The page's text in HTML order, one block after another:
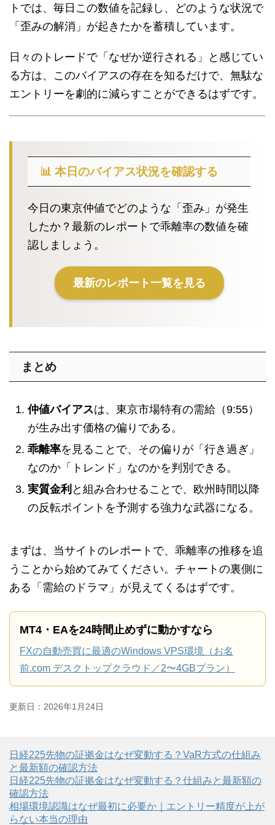
トでは、毎日この数値を記録し、どのような状況で
「歪みの解消」が起きたかを蓄積しています。
日々のトレードで「なぜか逆行される」と感じてい
る方は、このバイアスの存在を知るだけで、無駄な
エントリーを劇的に減らすことができるはずです。
📊 本日のバイアス状況を確認する
今日の東京仲値でどのような「歪み」が発生
したか？最新のレポートで乖離率の数値を確
認しましょう。
最新のレポート一覧を見る
まとめ
仲値バイアスは、東京市場特有の需給（9:55）
が生み出す価格の偏りである。
乖離率を見ることで、その偏りが「行き過ぎ」
なのか「トレンド」なのかを判別できる。
実質金利 と組み合わせることで、欧州時間以降
の反転ポイントを予測する強力な武器になる。
まずは、当サイトのレポートで、乖離率の推移を追
うことから始めてみてください。チャートの裏側に
ある「需給のドラマ」が見えてくるはずです。
MT4・EAを24時間止めずに動かすなら
FXの自動売買に最適のWindows VPS環境（お名
前.com デスクトップクラウド／2〜4GBプラン）
更新日： 2026年1月24日
日経225先物の証拠金はなぜ変動する？VaR方式の仕組み
と最新額の確認方法
日経225先物の証拠金はなぜ変動する？仕組みと最新額の
確認方法
相場環境認識はなぜ最初に必要か｜エントリー精度が上が
らない本当の理由